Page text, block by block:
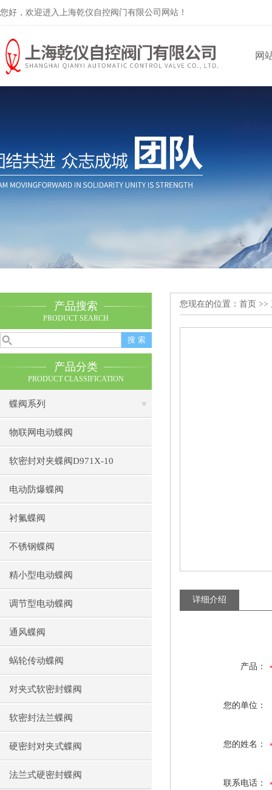
您好，欢迎进入上海乾仪自控阀门有限公司网站！
网
产品搜索
PRODUCT SEARCH
产品分类
PRODUCT CLASSIFICATION
蝶阀系列
物联网电动蝶阀
软密封对夹蝶阀D971X-10
电动防爆蝶阀
衬氟蝶阀
不锈钢蝶阀
精小型电动蝶阀
调节型电动蝶阀
通风蝶阀
蜗轮传动蝶阀
对夹式软密封蝶阀
软密封法兰蝶阀
硬密封对夹式蝶阀
法兰式硬密封蝶阀
您现在的位置： 首页 >>
详细介绍
产品：
您的单位：
您的姓名：
联系电话：